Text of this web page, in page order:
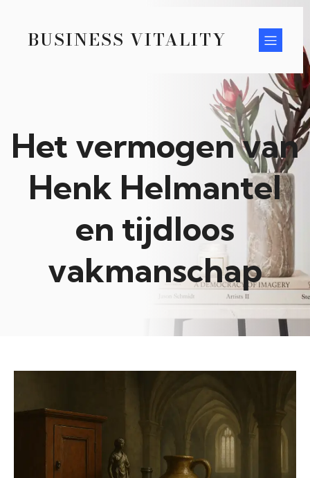
BUSINESS VITALITY
Het vermogen van
Henk Helmantel
en tijdloos
vakmanschap